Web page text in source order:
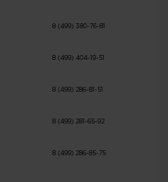
8 (499) 380-76-81
8 (499) 404-19-51
8 (499) 286-81-51
8 (499) 281-65-92
8 (499) 286-85-75